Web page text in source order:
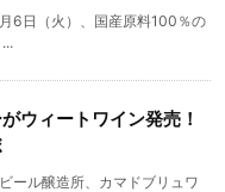
6日（火）、国産原料100％の
ウィートワイン発売！
ール醸造所、カマドブリュワ